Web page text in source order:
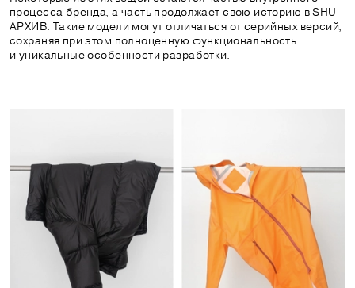
процесса бренда, а часть продолжает свою историю в SHU
АРХИВ. Такие модели могут отличаться от серийных версий,
сохраняя при этом полноценную функциональность
и уникальные особенности разработки.